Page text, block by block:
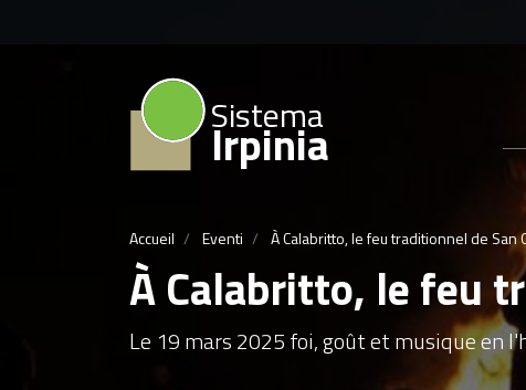
Sistema
Irpinia
Accueil Eventi À Calabritto, le feu traditionnel de San
À Calabritto, le feu
Le 19 mars 2025 foi, goût et musique en